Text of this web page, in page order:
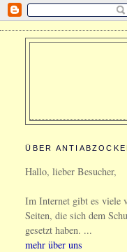
ÜBER
Hallo, lieber Besucher,
Im Internet gibt es viele
Seiten, die sich dem
gesetzt haben. ...
mehr über uns